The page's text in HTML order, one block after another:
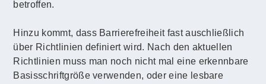
betroffen.
Hinzu kommt, dass Barrierefreiheit fast auschließlich
über Richtlinien definiert wird. Nach den aktuellen
Richtlinien muss man noch nicht mal eine erkennbare
Basisschriftgröße verwenden, oder eine lesbare